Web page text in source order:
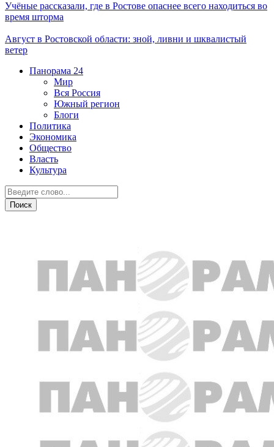
Учёные рассказали, где в Ростове опаснее всего находиться во
время шторма
Август в Ростовской области: зной, ливни и шквалистый
ветер
Панорама 24
Мир
Вся Россия
Южный регион
Блоги
Политика
Экономика
Общество
Власть
Культура